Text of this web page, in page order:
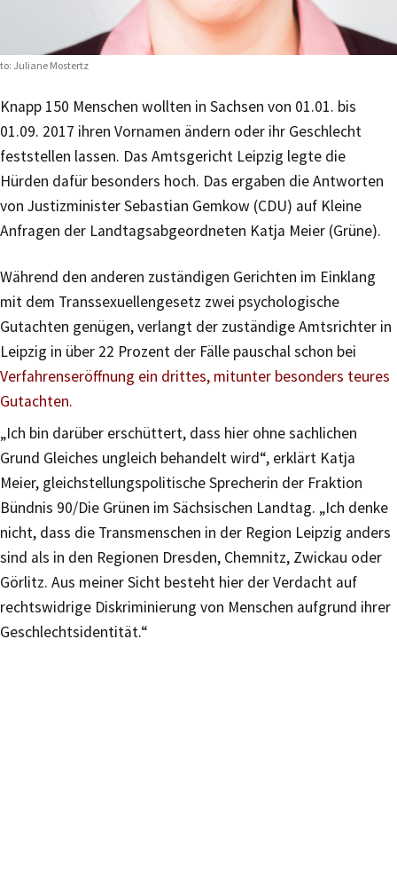
Juliane Mostertz
Knapp 150 Menschen wollten in Sachsen von 01.01. bis
01.09. 2017 ihren Vornamen ändern oder ihr Geschlecht
feststellen lassen. Das Amtsgericht Leipzig legte die
Hürden dafür besonders hoch. Das ergaben die Antworten
von Justizminister Sebastian Gemkow (CDU) auf Kleine
Anfragen der Landtagsabgeordneten Katja Meier (Grüne).
Während den anderen zuständigen Gerichten im Einklang
mit dem Transsexuellengesetz zwei psychologische
Gutachten genügen, verlangt der zuständige Amtsrichter in
Leipzig in über 22 Prozent der Fälle pauschal schon bei
Verfahrenseröffnung ein drittes, mitunter besonders teures
Gutachten.
„Ich bin darüber erschüttert, dass hier ohne sachlichen
Grund Gleiches ungleich behandelt wird“, erklärt Katja
Meier, gleichstellungspolitische Sprecherin der Fraktion
Bündnis 90/Die Grünen im Sächsischen Landtag. „Ich denke
nicht, dass die Transmenschen in der Region Leipzig anders
sind als in den Regionen Dresden, Chemnitz, Zwickau oder
Görlitz. Aus meiner Sicht besteht hier der Verdacht auf
rechtswidrige Diskriminierung von Menschen aufgrund ihrer
Geschlechtsidentität.“